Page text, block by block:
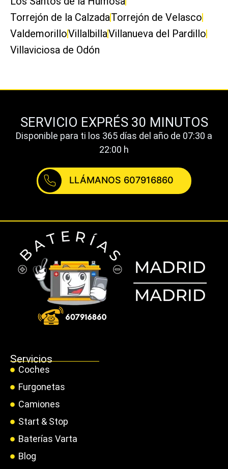
Torrejón de la CalzadaTorrejón de Velasco
ValdemorilloVillalbillaVillanueva del Pardillo
Villaviciosa de Odón
SERVICIO EXPRÉS 30 MINUTOS
Disponible para ti los 365 días del año de 07:30 a
22:00 h
LLÁMANOS 607916860
Servicios
Coches
Furgonetas
Camiones
Start & Stop
Baterías Varta
Blog